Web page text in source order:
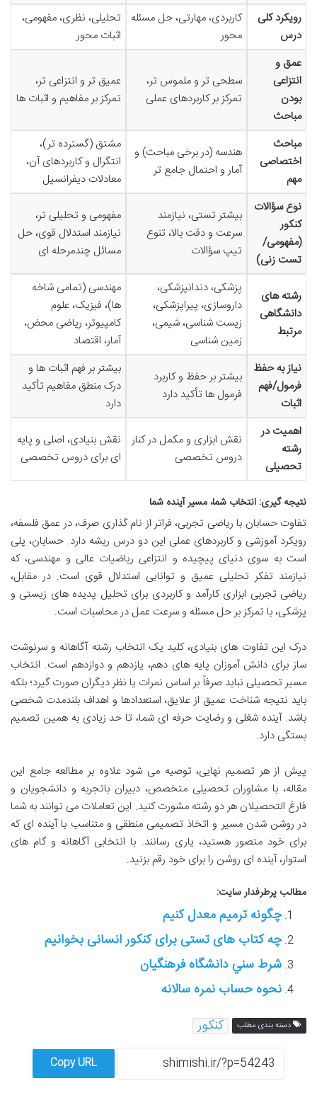
رویکرد کلی
درس
کاربردی، مهارتی، حل مسئله
محور
تحلیلی، نظری، مفهومی،
اثبات محور
عمق و
انتزاعی
بودن
مباحث
سطحی تر و ملموس تر،
تمرکز بر کاربردهای عملی
عمیق تر و انتزاعی تر،
تمرکز بر مفاهیم و اثبات ها
مباحث
اختصاصی
مهم
هندسه (در برخی مباحث) و
آمار و احتمال جامع تر
مشتق (گسترده تر)،
انتگرال و کاربردهای آن،
معادلات دیفرانسیل
نوع سؤالات
کنکور
(مفهومی/
تست زنی)
بیشتر تستی، نیازمند
سرعت و دقت بالا، تنوع
تیپ سؤالات
مفهومی و تحلیلی تر،
نیازمند استدلال قوی، حل
مسائل چندمرحله ای
رشته های
دانشگاهی
مرتبط
پزشکی، دندانپزشکی،
داروسازی، پیراپزشکی،
زیست شناسی، شیمی،
زمین شناسی
مهندسی (تمامی شاخه
ها)، فیزیک، علوم
کامپیوتر، ریاضی محض،
آمار، اقتصاد
نیاز به حفظ
فرمول/فهم
اثبات
بیشتر بر حفظ و کاربرد
فرمول ها تأکید دارد
بیشتر بر فهم اثبات ها و
درک منطق مفاهیم تأکید
دارد
اهمیت در
رشته
تحصیلی
نقش ابزاری و مکمل در کنار
دروس تخصصی
نقش بنیادی، اصلی و پایه
ای برای دروس تخصصی
نتیجه گیری: انتخاب شما، مسیر آینده شما
تفاوت حسابان با ریاضی تجربی، فراتر از نام گذاری صرف، در عمق فلسفه،
رویکرد آموزشی و کاربردهای عملی این دو درس ریشه دارد. حسابان، پلی
است به سوی دنیای پیچیده و انتزاعی ریاضیات عالی و مهندسی، که
نیازمند تفکر تحلیلی عمیق و توانایی استدلال قوی است. در مقابل،
ریاضی تجربی ابزاری کارآمد و کاربردی برای تحلیل پدیده های زیستی و
پزشکی، با تمرکز بر حل مسئله و سرعت عمل در محاسبات است.
درک این تفاوت های بنیادی، کلید یک انتخاب رشته آگاهانه و سرنوشت
ساز برای دانش آموزان پایه های دهم، یازدهم و دوازدهم است. انتخاب
مسیر تحصیلی نباید صرفاً بر اساس نمرات یا نظر دیگران صورت گیرد؛ بلکه
باید نتیجه شناخت عمیق از علایق، استعدادها و اهداف بلندمدت شخصی
باشد. آینده شغلی و رضایت حرفه ای شما، تا حد زیادی به همین تصمیم
بستگی دارد.
پیش از هر تصمیم نهایی، توصیه می شود علاوه بر مطالعه جامع این
مقاله، با مشاوران تحصیلی متخصص، دبیران باتجربه و دانشجویان و
فارغ التحصیلان هر دو رشته مشورت کنید. این تعاملات می توانند به شما
در روشن شدن مسیر و اتخاذ تصمیمی منطقی و متناسب با آینده ای که
برای خود متصور هستید، یاری رسانند. با انتخابی آگاهانه و گام های
استوار، آینده ای روشن را برای خود رقم بزنید.
مطالب پرطرفدار سایت:
چگونه ترمیم معدل کنیم
چه کتاب های تستی برای کنکور انسانی بخوانیم
شرط سني دانشگاه فرهنگيان
نحوه حساب نمره سالانه
دسته بندی مطلب کنکور
Copy URL